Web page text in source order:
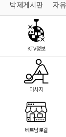
박제게시판 자
KTV정보
마사지
베트남로컬